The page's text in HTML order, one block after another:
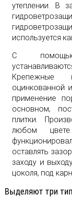
утеплении. В
используется
С
Крепежные
оцинкованной
применение
основном,
плитки.
любом
оставлять
заходу и
цоколя, под
Выделяют три